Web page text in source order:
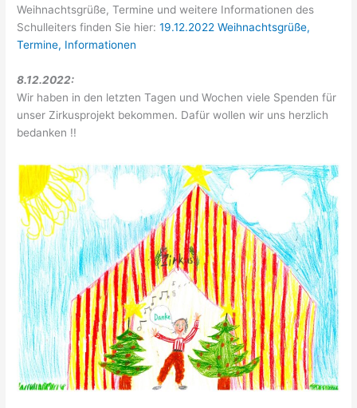
Weihnachtsgrüße, Termine und weitere Informationen des
Schulleiters finden Sie hier:19.12.2022 Weihnachtsgrüße,
Termine, Informationen
8.12.2022:
Wir haben in den letzten Tagen und Wochen viele Spenden für
unser Zirkusprojekt bekommen. Dafür wollen wir uns herzlich
bedanken !!